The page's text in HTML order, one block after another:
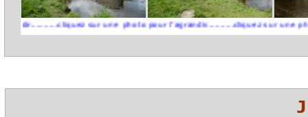
sur une photo pour l'agrandir..........cliquez sur une photo
J